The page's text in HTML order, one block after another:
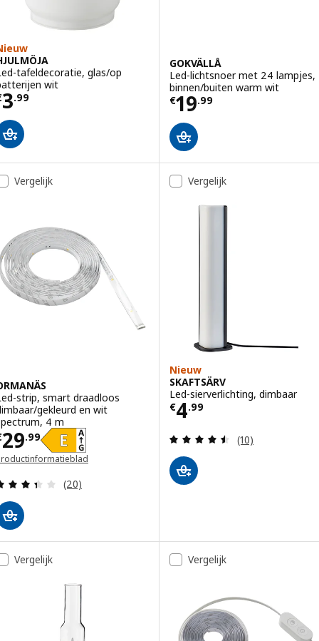
tafeldecoratie, glas/op
wit
3.99 € 3.99
GOKVÄLLÅ
Led-lichtsnoer met 24 lampjes,
binnen/buiten warm wit
€19.99
Prijs € 19.99
Vergelijk
strip, smart draadloos
gekleurd en wit
4 m
29.99€ 29.99
Beoordeling: 3.4 van 5 sterren. Totaal
(20)
Vergelijk
Nieuw
SKAFTSÄRV
Led-sierverlichting, dimbaar
€4.99
Prijs € 4.99
Beoordeling:
(10)
Vergelijk Vergelijk